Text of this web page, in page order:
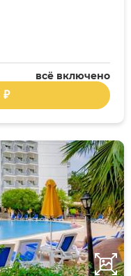
всё включено
₽